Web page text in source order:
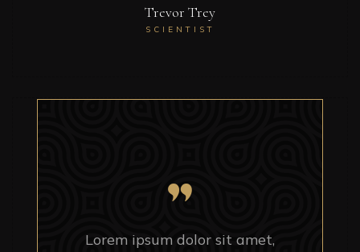
Trevor Trey
SCIENTIST
Lorem ipsum dolor sit amet,